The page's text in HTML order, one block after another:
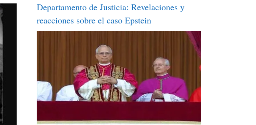
Departamento de Justicia: Revelaciones y
reacciones sobre el caso Epstein